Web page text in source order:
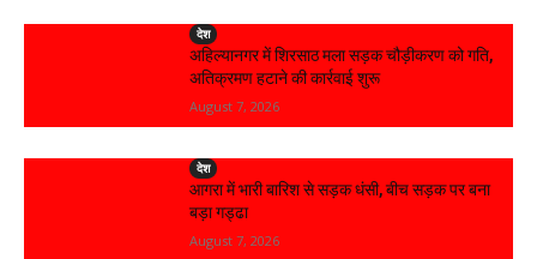
देश
अहिल्यानगर में शिरसाठ मला सड़क चौड़ीकरण को गति,
अतिक्रमण हटाने की कार्रवाई शुरू
August 7, 2026
देश
आगरा में भारी बारिश से सड़क धंसी, बीच सड़क पर बना
बड़ा गड्ढा
August 7, 2026